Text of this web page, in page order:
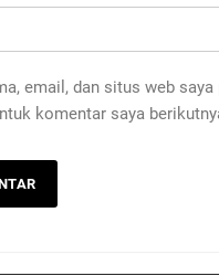
email, dan situs web saya
komentar saya